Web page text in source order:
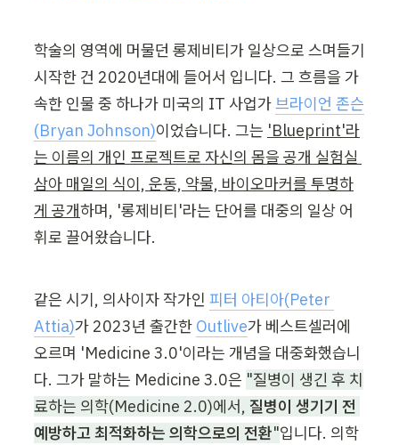
학술의 영역에 머물던 롱제비티가 일상으로 스며들기
시작한 건 2020년대에 들어서 입니다. 그 흐름을 가
속한 인물 중 하나가 미국의 IT 사업가 브라이언 존슨
(Bryan Johnson)이었습니다. 그는 'Blueprint'라
는 이름의 개인 프로젝트로 자신의 몸을 공개 실험실
삼아 매일의 식이, 운동, 약물, 바이오마커를 투명하
게 공개하며, '롱제비티'라는 단어를 대중의 일상 어
휘로 끌어왔습니다.
같은 시기, 의사이자 작가인 피터 아티아(Peter
Attia)가 2023년 출간한 Outlive가 베스트셀러에
오르며 'Medicine 3.0'이라는 개념을 대중화했습니
다. 그가 말하는 Medicine 3.0은 "질병이 생긴 후 치
료하는 의학(Medicine 2.0)에서, 질병이 생기기 전
예방하고 최적화하는 의학으로의 전환"입니다. 의학